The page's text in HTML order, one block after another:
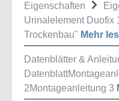
Eigenschaften
Urinalelement Duofix
Trockenbau" Mehr
Datenblätter &
2Montageanleitung 3